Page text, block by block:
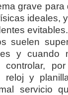
grave
ideales,
evitables.
suelen
y cuando
controlar,
reloj y
servicio